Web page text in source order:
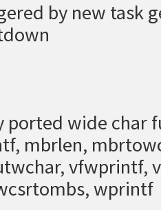
by new task
ported wide
mbrlen,
vfwprintf,
wprintf